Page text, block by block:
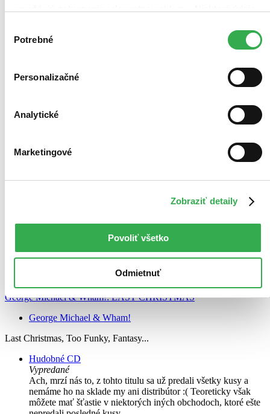
keby sme mohli používať všetky tieto cookies. Ďakujeme!
súhlasu
Potrebné
Personalizačné
Analytické
Marketingové
Zobraziť detaily
Povoliť všetko
Odmietnuť
George Michael & Wham!: LAST CHRISTMAS
George Michael & Wham!
Last Christmas, Too Funky, Fantasy...
Hudobné CD
Vypredané
Ach, mrzí nás to, z tohto titulu sa už predali všetky kusy a
nemáme ho na sklade my ani distribútor :( Teoreticky však
môžete mať šťastie v niektorých iných obchodoch, ktoré ešte